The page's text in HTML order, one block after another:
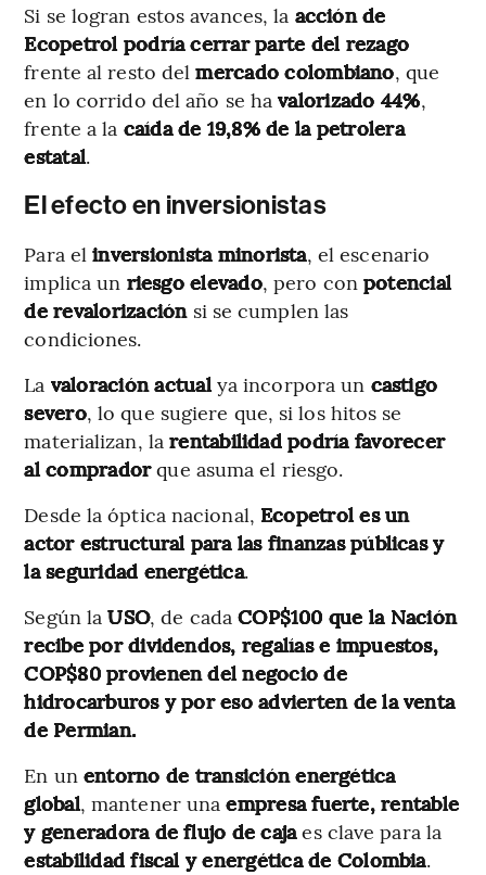
Si se logran estos avances, la acción de
Ecopetrol podría cerrar parte del rezago
frente al resto delmercado colombiano, que
en lo corrido del año se havalorizado 44%,
frente a la caída de 19,8% de la petrolera
estatal.
El efecto en inversionistas
Para elinversionista minorista, el escenario
implica un riesgo elevado, pero con potencial
de revalorizaciónsi se cumplen las
condiciones.
La valoración actualya incorpora un castigo
severo, lo que sugiere que, si los hitos se
materializan, larentabilidad podría favorecer
al compradorque asuma el riesgo.
Desde la óptica nacional, Ecopetrol es un
actor estructural para las finanzas públicas y
la seguridad energética.
Según laUSO, de cadaCOP$100 que la Nación
recibe por dividendos, regalías e impuestos,
COP$80 provienen del negocio de
hidrocarburos y por eso advierten de la venta
de Permian.
En un entorno de transición energética
global, mantener unaempresa fuerte, rentable
y generadora de flujo de cajaes clave para la
estabilidad fiscal y energética de Colombia.